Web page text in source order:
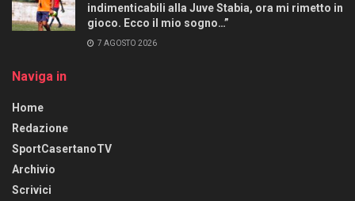
indimenticabili alla Juve Stabia, ora mi rimetto in
gioco. Ecco il mio sogno…”
7 AGOSTO 2026
Naviga in
Home
Redazione
SportCasertanoTV
Archivio
Scrivici